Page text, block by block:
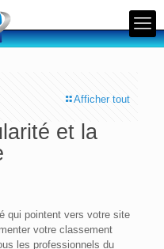
Afficher tout
et la
qui pointent vers votre site
votre classement
les professionnels du